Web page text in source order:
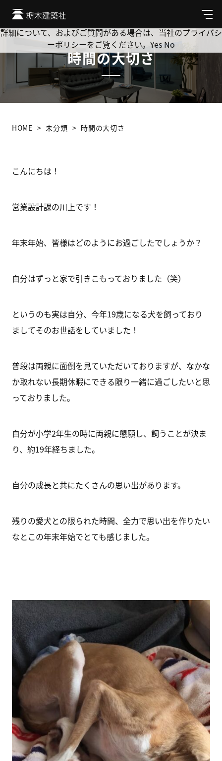
メ
ニ
ュ
時間の大切さ
HOME 未分類 時間の大切さ
こんにちは！
営業設計課の川上です！
年末年始、皆様はどのようにお過ごしたでしょうか？
自分はずっと家で引きこもっておりました（笑）
というのも実は自分、今年19歳になる犬を飼っており
ましてそのお世話をしていました！
普段は両親に面倒を見ていただいておりますが、なかな
か取れない長期休暇にできる限り一緒に過ごしたいと思
っておりました。
自分が小学2年生の時に両親に懇願し、飼うことが決ま
り、約19年経ちました。
自分の成長と共にたくさんの思い出があります。
残りの愛犬との限られた時間、全力で思い出を作りたい
なとこの年末年始でとても感じました。
Cookie を使用して、お客様の活動を追跡してもよろしいです
か? 当社ではお客様のプライバシーを極めて重視しています。
詳細について、およびご質問がある場合は、当社のプライバシ
ーポリシーをご覧ください。 Yes No